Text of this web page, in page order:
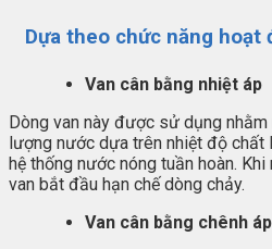
Dựa theo chức năng hoạt
Van cân bằng nhiệt áp
Dòng van này được sử dụng
lượng nước dựa trên nhiệt độ
hệ thống nước nóng tuần hoàn.
van bắt đầu hạn chế dòng chảy.
Van cân bằng chênh áp